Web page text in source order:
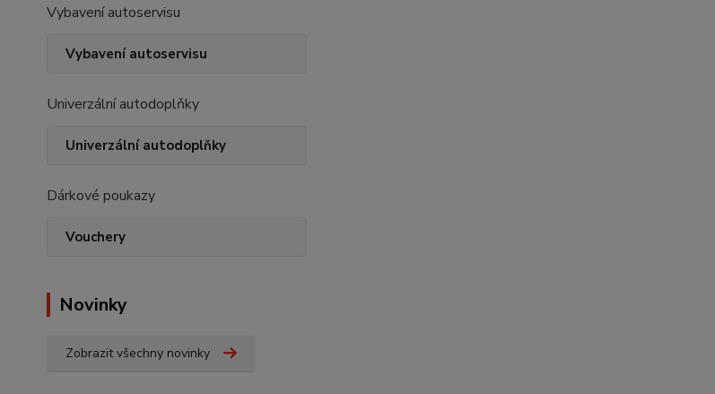
Vybavení autoservisu
Vybavení autoservisu
Univerzální autodoplňky
Univerzální autodoplňky
Dárkové poukazy
Vouchery
Novinky
Zobrazit všechny novinky